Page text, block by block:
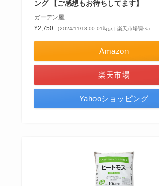
ング 【ご感想もお待ちしてます】
ガーデン屋
¥2,750
（2024/11/18 00:01時点 | 楽天市場調べ）
Amazon
楽天市場
Yahooショッピング